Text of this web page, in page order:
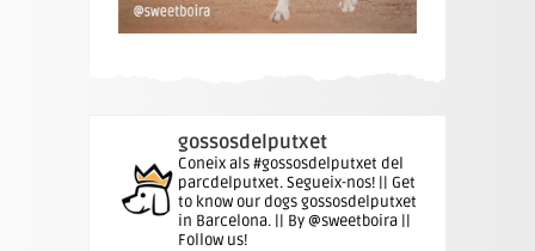
gossosdelputxet
Coneix als #gossosdelputxet del
parcdelputxet. Segueix-nos! || Get
to know our dogs gossosdelputxet
in Barcelona. || By @sweetboira ||
Follow us!